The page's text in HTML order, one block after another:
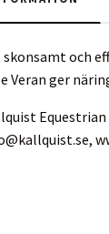
och
Veran ger
Equestrian
,